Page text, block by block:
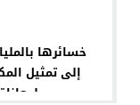
خسائرها